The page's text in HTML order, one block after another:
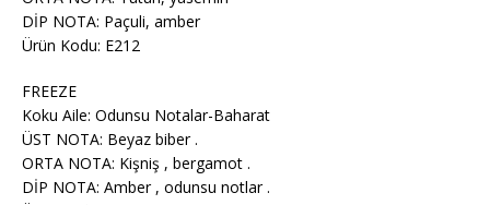
DİP NOTA: Paçuli, amber
Ürün Kodu: E212
FREEZE
Koku Aile: Odunsu Notalar-Baharat
ÜST NOTA: Beyaz biber .
ORTA NOTA: Kişniş , bergamot .
DİP NOTA: Amber , odunsu notlar .